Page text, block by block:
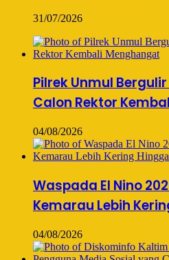
31/07/2026
Pilrek Unmul
Calon Rektor
04/08/2026
Waspada El Nino
Kemarau Lebih
04/08/2026